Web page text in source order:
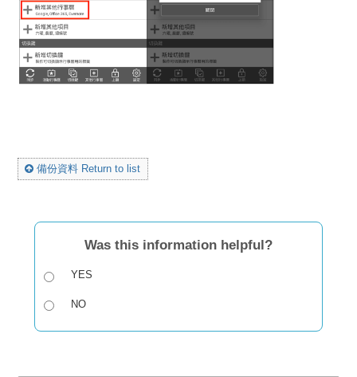
備份資料 Return to list
Was this information helpful?
YES
NO